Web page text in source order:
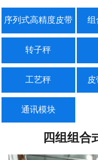
序列式高精度皮带
秤
组
转子秤
工艺秤
通讯模块
四组组合